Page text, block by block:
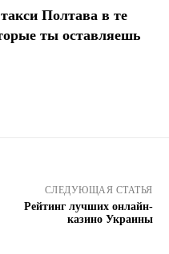
Полтава в те
ты оставляешь
СЛЕДУЮЩАЯ СТАТЬЯ
Рейтинг лучших онлайн-
казино Украины